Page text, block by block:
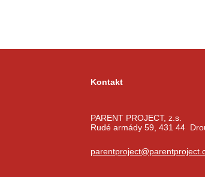
Kontakt
PARENT PROJECT, z.s.
Rudé armády 59, 431 44